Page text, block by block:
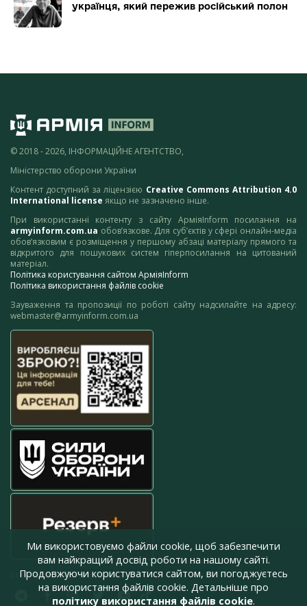
українця, який пережив російський полон
© 2018 - 2026, ІНФОРМАЦІЙНЕ АГЕНТСТВО,
Міністерство оборони України
Контент доступний за ліцензією Creative Commons Attribution 4.0
International license якщо не зазначено інше.
При використанні контенту з сайту АрміяInform посилання на
armyinform.com.ua обов’язкове. Для суб’єктів у сфері онлайн-медіа
обов’язковим є розміщення у першому абзаці матеріалу прямого та
відкритого для пошукових систем гіперпосилання на цитований
матеріал.
Політика користування сайтом АрміяInform
Політика використання файлів cookie
Зауваження та пропозиції по роботі сайту надсилайте на адресу:
webmaster@armyinform.com.ua
press@armyinform.com.ua
Ми використовуємо файли cookie, щоб забезпечити
вам найкращий досвід роботи на нашому сайті.
Продовжуючи користуватися сайтом, ви погоджуєтесь
на використання файлів cookie. Детальніше про
політику використання файлів cookie.